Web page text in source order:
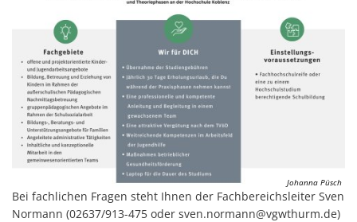
Johanna Püsch
Bei fachlichen Fragen steht Ihnen der Fachbereichsleiter Sven
Normann (02637/913-475 oder sven.normann@vgwthurm.de)